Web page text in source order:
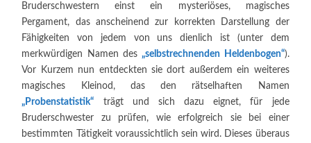
Bruderschwestern einst ein mysteriöses, magisches
Pergament, das anscheinend zur korrekten Darstellung der
Fähigkeiten von jedem von uns dienlich ist (unter dem
merkwürdigen Namen des„selbstrechnenden Heldenbogen“).
Vor Kurzem nun entdeckten sie dort außerdem ein weiteres
magisches Kleinod, das den rätselhaften Namen
„Probenstatistik“ trägt und sich dazu eignet, für jede
Bruderschwester zu prüfen, wie erfolgreich sie bei einer
bestimmten Tätigkeit voraussichtlich sein wird. Dieses überaus